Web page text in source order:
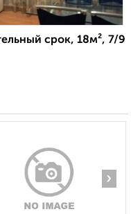
срок, 18м², 7/9
›